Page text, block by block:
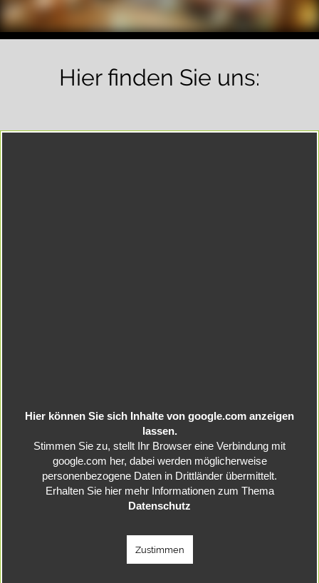
Hier finden Sie uns:
Hier können Sie sich Inhalte von google.com anzeigen
lassen.
Stimmen Sie zu, stellt Ihr Browser eine Verbindung mit
google.com her, dabei werden möglicherweise
personenbezogene Daten in Drittländer übermittelt.
Erhalten Sie hier mehr Informationen zum Thema
Datenschutz
Zustimmen